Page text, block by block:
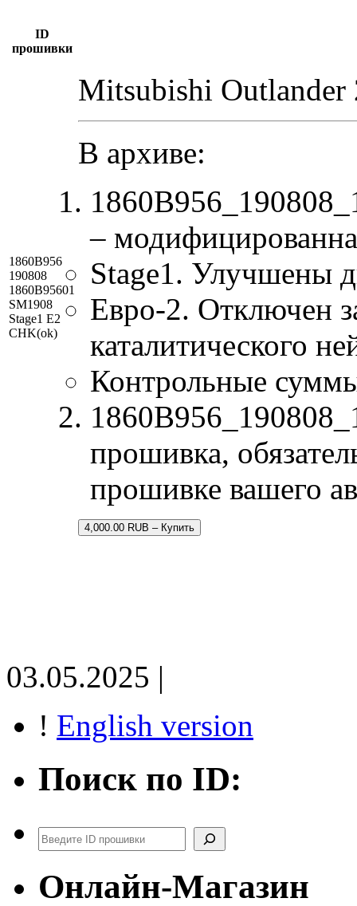
ID
прошивки
1860B956
190808
1860B95601
SM1908
Stage1 E2
CHK(ok)
Mitsubishi Outlander
В архиве:
–
Stage1. Улучшены
Евро-2. Отключен
каталитического
Контрольные
прошивка,
прошивке вашего
4,000.00 RUB – Купить
03.05.2025 |
! English version
Поиск по ID:
Поиск
Онлайн-Магазин